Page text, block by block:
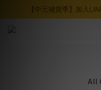
All
【中元補貨季】加入